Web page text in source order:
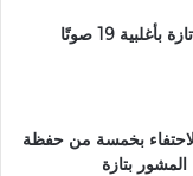
19 صوتًا
بخمسة من حفظة
المشور بتازة